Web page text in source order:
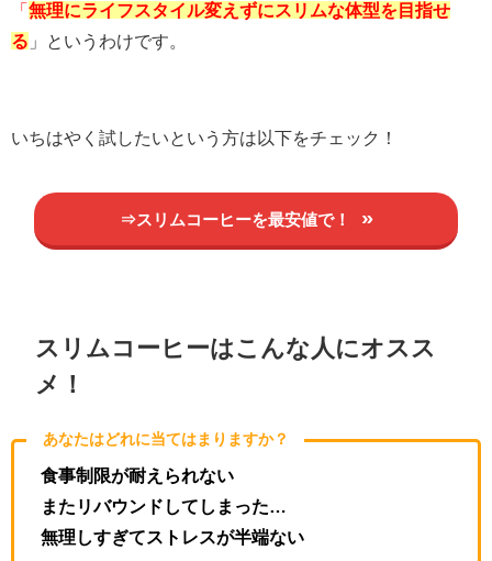
「 無理にライフスタイル変えずにスリムな体型を目指せ
る 」というわけです。
いちはやく試したいという方は以下をチェック！
⇒スリムコーヒーを最安値で！
スリムコーヒーはこんな人にオスス
メ！
あなたはどれに当てはまりますか？
食事制限が耐えられない
またリバウンドしてしまった…
無理しすぎてストレスが半端ない